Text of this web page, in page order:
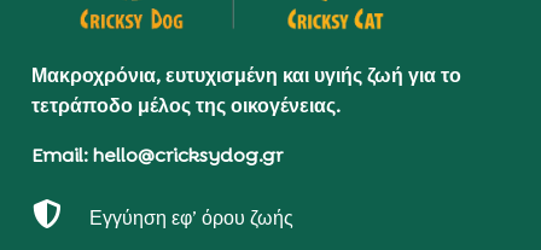
Μακροχρόνια, ευτυχισμένη και υγιής ζωή για το
τετράποδο μέλος της οικογένειας.
Email: hello@cricksydog.gr
 Εγγύηση εφ’ όρου ζωής